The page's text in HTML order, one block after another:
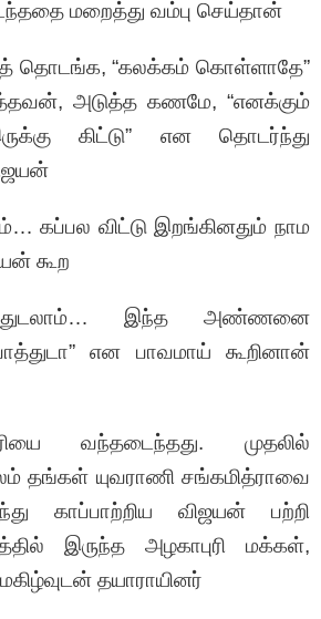
மறைத்து வம்பு செய்தான்
தொடங்க, “கலக்கம் கொள்ளாதே”
அடுத்த கணமே, “எனக்கும்
கிட்டு” என தொடர்ந்து
கப்பல விட்டு இறங்கினதும் நாம
கூற
இந்த அண்ணனை
என பாவமாய் கூறினான்
வந்தடைந்தது. முதலில்
தங்கள் யுவராணி சங்கமித்ராவை
காப்பாற்றிய விஜயன் பற்றி
இருந்த அழகாபுரி மக்கள்,
தயாராயினர்